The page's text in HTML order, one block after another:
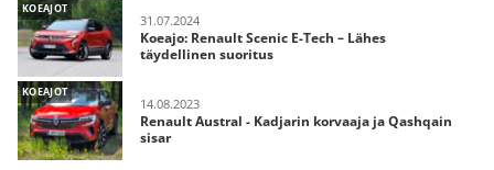
KOEAJOT
31.07.2024
Koeajo: Renault Scenic E-Tech – Lähes
täydellinen suoritus
KOEAJOT
14.08.2023
Renault Austral - Kadjarin korvaaja ja Qashqain
sisar